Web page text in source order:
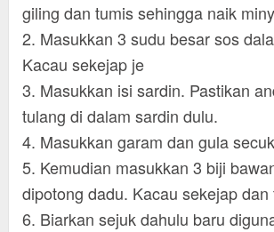
giling dan tumis sehingga naik
2. Masukkan 3 sudu besar sos
Kacau sekejap je
3. Masukkan isi sardin. Pastikan
tulang di dalam sardin dulu.
4. Masukkan garam dan gula
5. Kemudian masukkan 3 biji
dipotong dadu. Kacau sekejap
6. Biarkan sejuk dahulu baru